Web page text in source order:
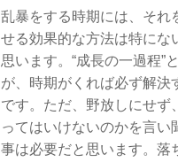
乱暴をする時期には、それ
せる効果的な方法は特にな
思います。“成長の一過程”
が、時期がくれば必ず解決
です。ただ、野放しにせず
ってはいけないのかを言い
事は必要だと思います。落